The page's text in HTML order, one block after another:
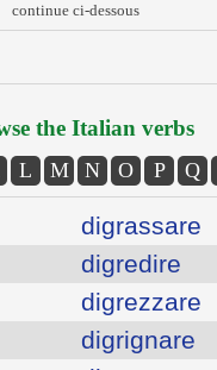
continue ci-dessous
the Italian verbs
L M N O P Q
digrassare
digredire
digrezzare
digrignare